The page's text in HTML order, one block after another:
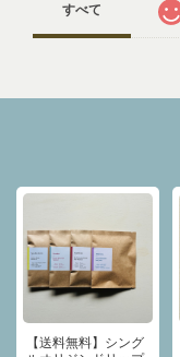
すべて
【送料無料】シング